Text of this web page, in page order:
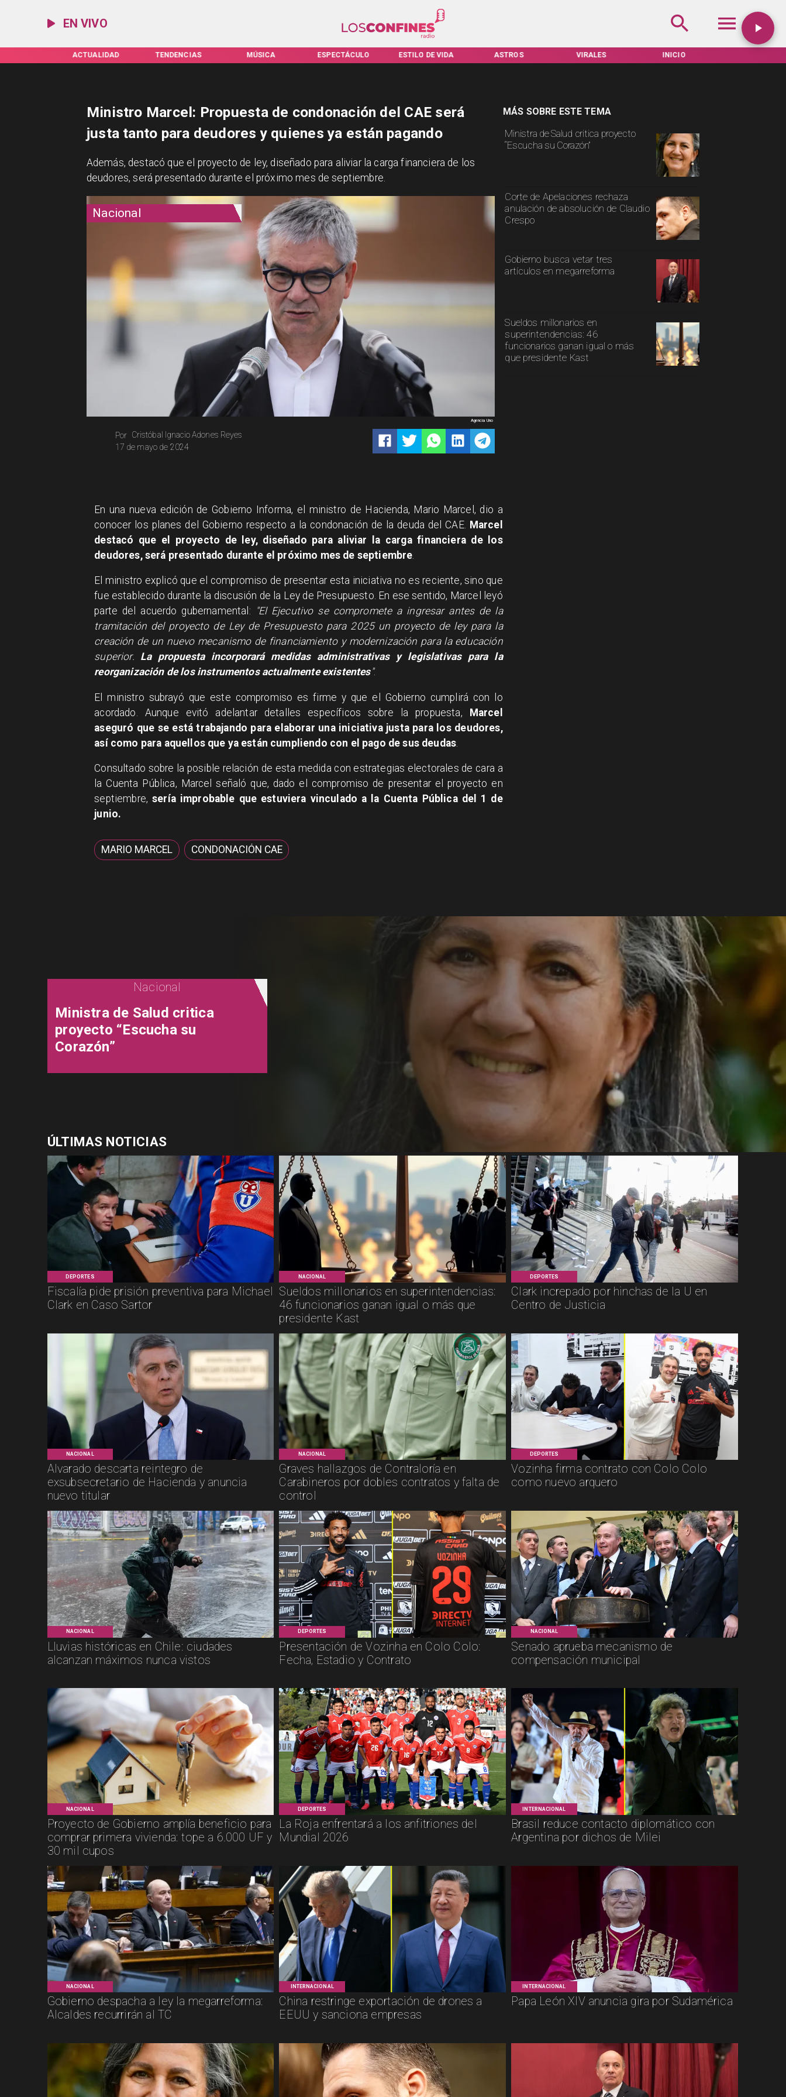
EN VIVO
TENDENCIAS MÚSICA ESPECTÁCULO ESTILO DE VIDA ASTROS VIRALES INICIO TARIFAS SERVEL
Nacional
Cristóbal Ignacio Adones Reyes
Por
17 de mayo de 2024
Agencia Uno
Ministra de Salud critica proyecto
“Escucha su Corazón”
Corte de Apelaciones rechaza
anulación de absolución de Claudio
Crespo
Gobierno busca vetar tres
artículos en megarreforma
Sueldos millonarios en
superintendencias: 46
funcionarios ganan igual o más
que presidente Kast
MÁS SOBRE ESTE TEMA
Ministro Marcel: Propuesta de condonación del CAE será
justa tanto para deudores y quienes ya están pagando
Además, destacó que el proyecto de ley, diseñado para aliviar la carga financiera de los
deudores, será presentado durante el próximo mes de septiembre.
En una nueva edición de Gobierno Informa, el ministro de Hacienda, Mario Marcel, dio a
conocer los planes del Gobierno respecto a la condonación de la deuda del CAE. Marcel
destacó que el proyecto de ley, diseñado para aliviar la carga financiera de los
deudores, será presentado durante el próximo mes de septiembre
El ministro explicó que el compromiso de presentar esta iniciativa no es reciente, sino que
fue establecido durante la discusión de la Ley de Presupuesto. En ese sentido, Marcel leyó
parte del acuerdo gubernamental: "El Ejecutivo se compromete a ingresar antes de la
tramitación del proyecto de Ley de Presupuesto para 2025 un proyecto de ley para la
creación de un nuevo mecanismo de financiamiento y modernización para la educación
superior. La propuesta incorporará medidas administrativas y legislativas para la
reorganización de los instrumentos actualmente existentes".
El ministro subrayó que este compromiso es firme y que el Gobierno cumplirá con lo
acordado. Aunque evitó adelantar detalles específicos sobre la propuesta, Marcel
aseguró que se está trabajando para elaborar una iniciativa justa para los deudores,
así como para aquellos que ya están cumpliendo con el pago de sus deudas
Consultado sobre la posible relación de esta medida con estrategias electorales de cara a
la Cuenta Pública, Marcel señaló que, dado el compromiso de presentar el proyecto en
septiembre,sería improbable que estuviera vinculado a la Cuenta Pública del 1 de
junio.
MARIO MARCEL CONDONACIÓN CAE
DEPORTES
Fiscalía pide prisión preventiva para Michael
Clark en Caso Sartor
NACIONAL
Sueldos millonarios en superintendencias:
46 funcionarios ganan igual o más que
presidente Kast
DEPORTES
Clark increpado por hinchas de la U en
Centro de Justicia
NACIONAL
Alvarado descarta reintegro de
exsubsecretario de Hacienda y anuncia
nuevo titular
NACIONAL
Graves hallazgos de Contraloría en
Carabineros por dobles contratos y falta de
control
DEPORTES
Vozinha firma contrato con Colo Colo
como nuevo arquero
NACIONAL
Lluvias históricas en Chile: ciudades
alcanzan máximos nunca vistos
DEPORTES
Presentación de Vozinha en Colo Colo:
Fecha, Estadio y Contrato
NACIONAL
Senado aprueba mecanismo de
compensación municipal
NACIONAL
Proyecto de Gobierno amplía beneficio para
comprar primera vivienda: tope a 6.000 UF y
30 mil cupos
DEPORTES
La Roja enfrentará a los anfitriones del
Mundial 2026
INTERNACIONAL
Brasil reduce contacto diplomático con
Argentina por dichos de Milei
NACIONAL
Gobierno despacha a ley la megarreforma:
Alcaldes recurrirán al TC
INTERNACIONAL
China restringe exportación de drones a
EEUU y sanciona empresas
INTERNACIONAL
Papa León XIV anuncia gira por Sudamérica
Nacional
Ministra de Salud critica
proyecto “Escucha su
Corazón”
ÚLTIMAS NOTICIAS